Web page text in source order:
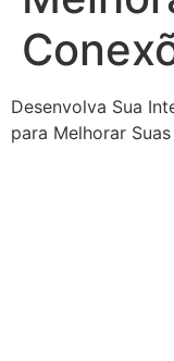
Desenvolva Sua
para Melhorar